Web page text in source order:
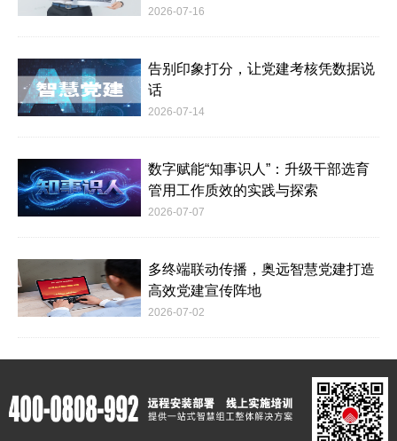
2026-07-16
告别印象打分，让党建考核凭数据说
话
2026-07-14
数字赋能“知事识人”：升级干部选育
管用工作质效的实践与探索
2026-07-07
多终端联动传播，奥远智慧党建打造
高效党建宣传阵地
2026-07-02